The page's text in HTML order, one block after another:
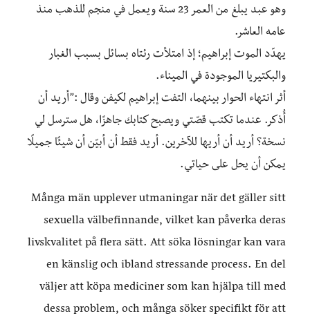
وهو عبد يبلغ من العمر 23 سنة ويعمل في منجم للذهب منذ
عامه العاشر.
يهدّد الموت إبراهيم؛ إذ امتلأت رئتاه بسائل بسبب الغبار
والبكتيريا الموجودة في الميناء.
أثر انتهاء الحوار بينهما، التفت إبراهيم لكيفن وقال :”أريد أن
أُذكر. عندما تكتب قصّتي ويصبح كتابك جاهزًا، هل سترسل لي
نسخة؟ أريد أن أريها للآخرين. أريد فقط أن أبيّن أن شيئًا جميلًا
يمكن أن يحل على حياتي.
Många män upplever utmaningar när det gäller sitt
sexuella välbefinnande, vilket kan påverka deras
livskvalitet på flera sätt. Att söka lösningar kan vara
en känslig och ibland stressande process. En del
väljer att köpa mediciner som kan hjälpa till med
dessa problem, och många söker specifikt för att